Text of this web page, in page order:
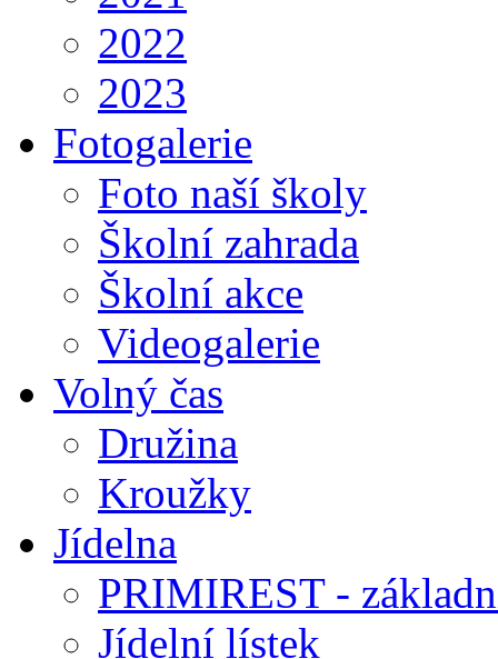
2022
2023
Fotogalerie
Foto naší školy
Školní zahrada
Školní akce
Videogalerie
Volný čas
Družina
Kroužky
Jídelna
PRIMIREST -
Jídelní lístek